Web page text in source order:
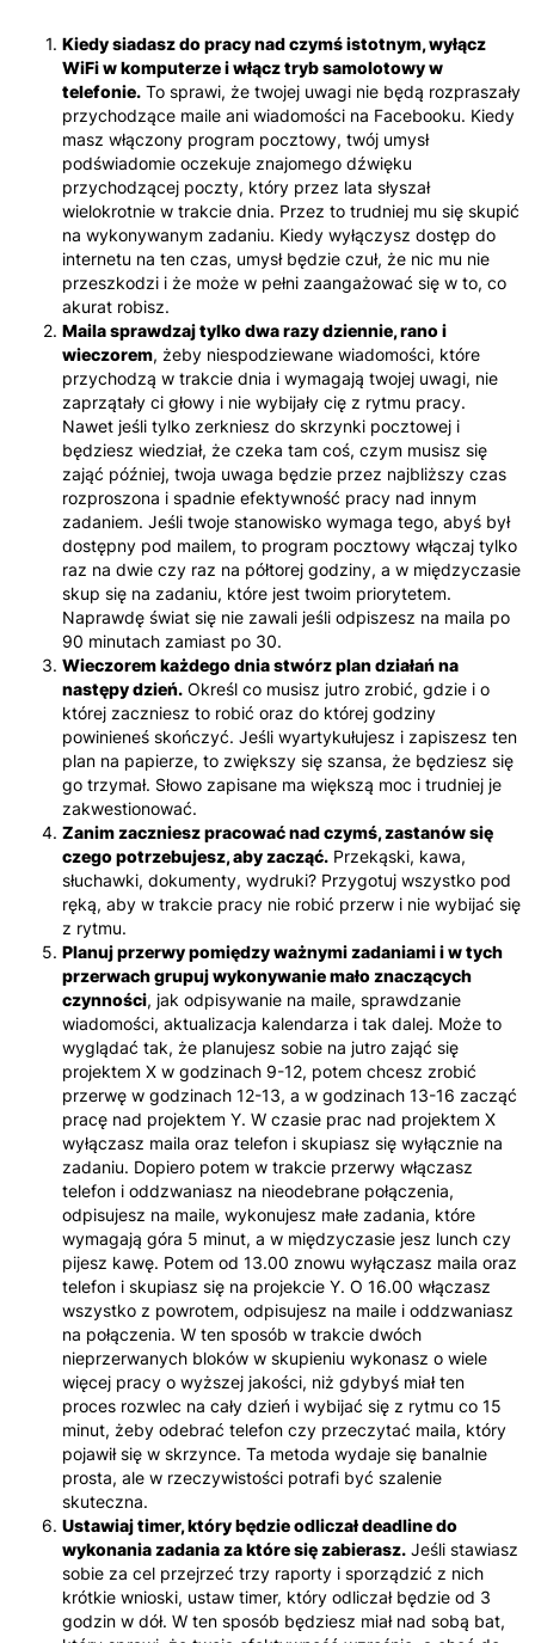
Kiedy siadasz do pracy nad czymś istotnym, wyłącz
WiFi w komputerze i włącz tryb samolotowy w
telefonie. To sprawi, że twojej uwagi nie będą rozpraszały
przychodzące maile ani wiadomości na Facebooku. Kiedy
masz włączony program pocztowy, twój umysł
podświadomie oczekuje znajomego dźwięku
przychodzącej poczty, który przez lata słyszał
wielokrotnie w trakcie dnia. Przez to trudniej mu się skupić
na wykonywanym zadaniu. Kiedy wyłączysz dostęp do
internetu na ten czas, umysł będzie czuł, że nic mu nie
przeszkodzi i że może w pełni zaangażować się w to, co
akurat robisz.
Maila sprawdzaj tylko dwa razy dziennie, rano i
wieczorem, żeby niespodziewane wiadomości, które
przychodzą w trakcie dnia i wymagają twojej uwagi, nie
zaprzątały ci głowy i nie wybijały cię z rytmu pracy.
Nawet jeśli tylko zerkniesz do skrzynki pocztowej i
będziesz wiedział, że czeka tam coś, czym musisz się
zająć później, twoja uwaga będzie przez najbliższy czas
rozproszona i spadnie efektywność pracy nad innym
zadaniem. Jeśli twoje stanowisko wymaga tego, abyś był
dostępny pod mailem, to program pocztowy włączaj tylko
raz na dwie czy raz na półtorej godziny, a w międzyczasie
skup się na zadaniu, które jest twoim priorytetem.
Naprawdę świat się nie zawali jeśli odpiszesz na maila po
90 minutach zamiast po 30.
Wieczorem każdego dnia stwórz plan działań na
następy dzień. Określ co musisz jutro zrobić, gdzie i o
której zaczniesz to robić oraz do której godziny
powinieneś skończyć. Jeśli wyartykułujesz i zapiszesz ten
plan na papierze, to zwiększy się szansa, że będziesz się
go trzymał. Słowo zapisane ma większą moc i trudniej je
zakwestionować.
Zanim zaczniesz pracować nad czymś, zastanów się
czego potrzebujesz, aby zacząć. Przekąski, kawa,
słuchawki, dokumenty, wydruki? Przygotuj wszystko pod
ręką, aby w trakcie pracy nie robić przerw i nie wybijać się
z rytmu.
Planuj przerwy pomiędzy ważnymi zadaniami i w tych
przerwach grupuj wykonywanie mało znaczących
czynności, jak odpisywanie na maile, sprawdzanie
wiadomości, aktualizacja kalendarza i tak dalej. Może to
wyglądać tak, że planujesz sobie na jutro zająć się
projektem X w godzinach 9-12, potem chcesz zrobić
przerwę w godzinach 12-13, a w godzinach 13-16 zacząć
pracę nad projektem Y. W czasie prac nad projektem X
wyłączasz maila oraz telefon i skupiasz się wyłącznie na
zadaniu. Dopiero potem w trakcie przerwy włączasz
telefon i oddzwaniasz na nieodebrane połączenia,
odpisujesz na maile, wykonujesz małe zadania, które
wymagają góra 5 minut, a w międzyczasie jesz lunch czy
pijesz kawę. Potem od 13.00 znowu wyłączasz maila oraz
telefon i skupiasz się na projekcie Y. O 16.00 włączasz
wszystko z powrotem, odpisujesz na maile i oddzwaniasz
na połączenia. W ten sposób w trakcie dwóch
nieprzerwanych bloków w skupieniu wykonasz o wiele
więcej pracy o wyższej jakości, niż gdybyś miał ten
proces rozwlec na cały dzień i wybijać się z rytmu co 15
minut, żeby odebrać telefon czy przeczytać maila, który
pojawił się w skrzynce. Ta metoda wydaje się banalnie
prosta, ale w rzeczywistości potrafi być szalenie
skuteczna.
Ustawiaj timer, który będzie odliczał deadline do
wykonania zadania za które się zabierasz. Jeśli stawiasz
sobie za cel przejrzeć trzy raporty i sporządzić z nich
krótkie wnioski, ustaw timer, który odliczał będzie od 3
godzin w dół. W ten sposób będziesz miał nad sobą bat,